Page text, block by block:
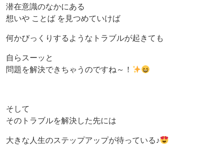
潜在意識のなかにある
想いや ことば を見つめていけば
何かびっくりするようなトラブルが起きても
自らスーッと
問題を解決できちゃうのですね～！
そして
そのトラブルを解決した先には
大きな人生のステップアップが待っている♪